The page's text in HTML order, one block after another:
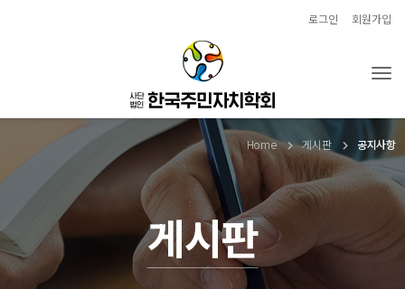
로그인 회원가입
게시판
Home 게시판 공지사항